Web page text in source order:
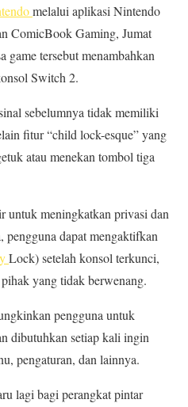
melalui aplikasi Nintendo
ComicBook Gaming, Jumat
game tersebut menambahkan
Switch 2.
sebelumnya tidak memiliki
fitur “child lock-esque” yang
atau menekan tombol tiga
untuk meningkatkan privasi dan
pengguna dapat mengaktifkan
Lock) setelah konsol terkunci,
yang tidak berwenang.
pengguna untuk
dibutuhkan setiap kali ingin
pengaturan, dan lainnya.
lagi bagi perangkat pintar